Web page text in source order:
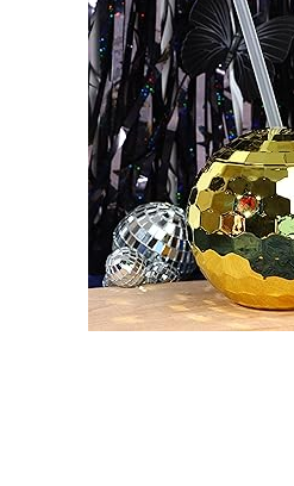
disco
€
ADD TO